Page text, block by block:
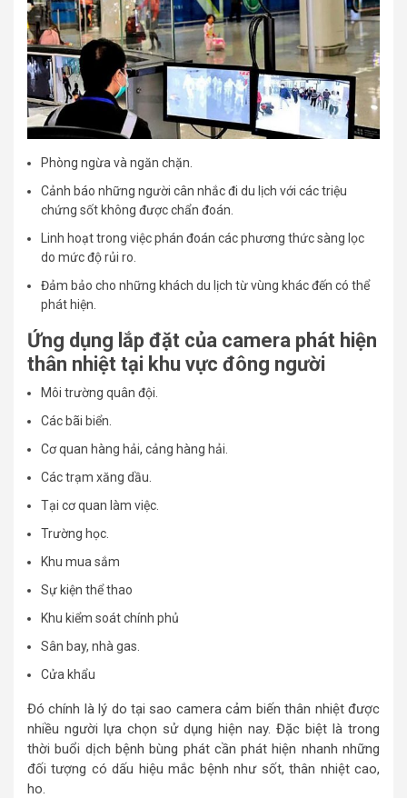
Phòng ngừa và ngăn chặn.
Cảnh báo những người cân nhắc đi du lịch với các triệu
chứng sốt không được chẩn đoán.
Linh hoạt trong việc phán đoán các phương thức sàng lọc
do mức độ rủi ro.
Đảm bảo cho những khách du lịch từ vùng khác đến có thể
phát hiện.
Ứng dụng lắp đặt của camera phát hiện
thân nhiệt tại khu vực đông người
Môi trường quân đội.
Các bãi biển.
Cơ quan hàng hải, cảng hàng hải.
Các trạm xăng dầu.
Tại cơ quan làm việc.
Trường học.
Khu mua sắm
Sự kiện thể thao
Khu kiểm soát chính phủ
Sân bay, nhà gas.
Cửa khẩu
Đó chính là lý do tại sao camera cảm biến thân nhiệt được
nhiều người lựa chọn sử dụng hiện nay. Đặc biệt là trong
thời buổi dịch bệnh bùng phát cần phát hiện nhanh những
đối tượng có dấu hiệu mắc bệnh như sốt, thân nhiệt cao,
ho.